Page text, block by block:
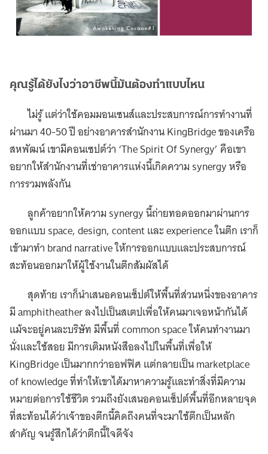
คุณรู้ได้ยังไงว่าอาชีพนี้มันต้องทำแบบไหน
ไม่รู้ แต่ว่าใช้คอมมอนเซนส์และประสบการณ์การทำงานที่
ผ่านมา 40-50 ปี อย่างอาคารสำนักงาน KingBridge ของเครือ
สหพัฒน์ เขามีคอนเซปต์ว่า ‘The Spirit Of Synergy’ คือเขา
อยากให้สำนักงานที่เช่าอาคารแห่งนี้เกิดความ synergy หรือ
การรวมพลังกัน
ลูกค้าอยากให้ความ synergy นี้ถ่ายทอดออกมาผ่านการ
ออกแบบ space, design, content และ experience ในตึก เราก็
เข้ามาทำ brand narrative ให้การออกแบบและประสบการณ์
สะท้อนออกมาให้ผู้ใช้งานในตึกสัมผัสได้
สุดท้าย เราก็นำเสนอคอนเซ็ปต์ให้พื้นที่ส่วนหนึ่งของอาคาร
มี amphitheather ลงไปเป็นสเตปเพื่อให้คนมาเจอหน้ากันได้
แม้จะอยู่คนละบริษัท มีพื้นที่ common space ให้คนทำงานมา
นั่งและใช้สอย มีการเติมหนังสือลงไปในพื้นที่เพื่อให้
KingBridge เป็นมากกว่าออฟฟิศ แต่กลายเป็น marketplace
of knowledge ที่ทำให้เขาได้มาหาความรู้และทำสิ่งที่มีความ
หมายต่อการใช้ชีวิต รวมถึงยังเสนอคอนเซ็ปต์พื้นที่อีกหลายจุด
ที่สะท้อนได้ว่าเจ้าของตึกนี้คิดถึงคนที่จะมาใช้ตึกเป็นหลัก
สำคัญ จนรู้สึกได้ว่าตึกนี้ใจดีจัง